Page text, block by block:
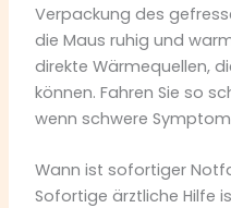
Verpackung des
die Maus ruhig und
direkte Wärmequellen,
können. Fahren Sie so
wenn schwere
Wann ist sofortiger
Sofortige ärztliche Hilfe